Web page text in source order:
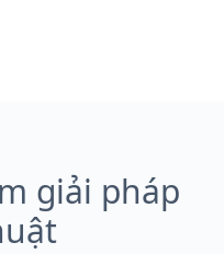
giải pháp